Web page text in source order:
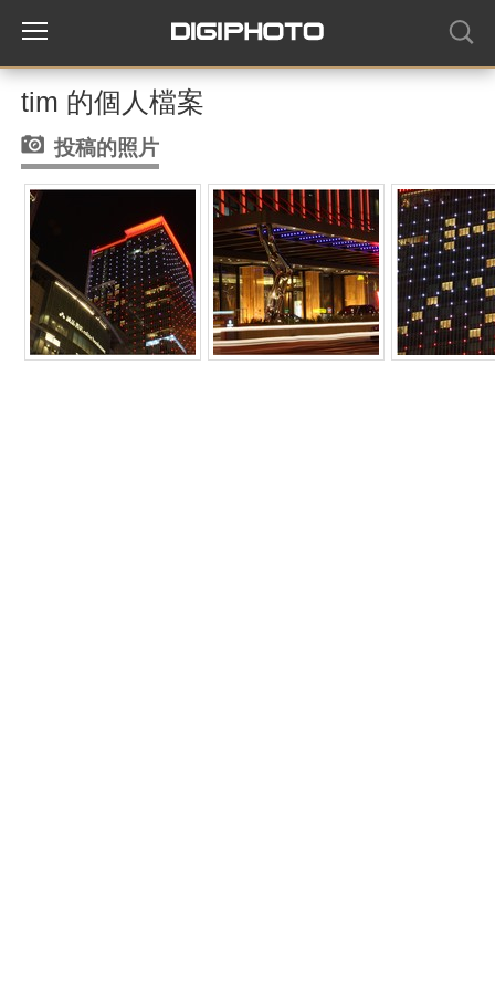
tim 的個人檔案
投稿的照片